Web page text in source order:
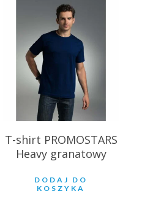
28.85zł
T-shirt PROMOSTARS
Heavy granatowy
DODAJ DO
KOSZYKA